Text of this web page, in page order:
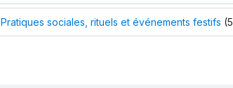
Pratiques sociales, rituels et événements festifs